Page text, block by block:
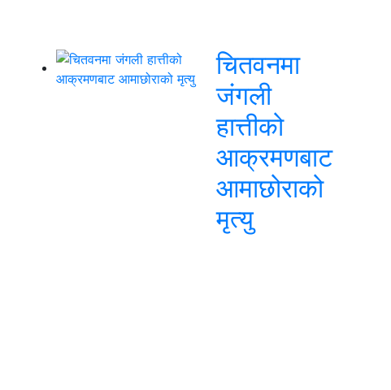
चितवनमा
जंगली
हात्तीको
आक्रमणबाट
आमाछोराको
मृत्यु